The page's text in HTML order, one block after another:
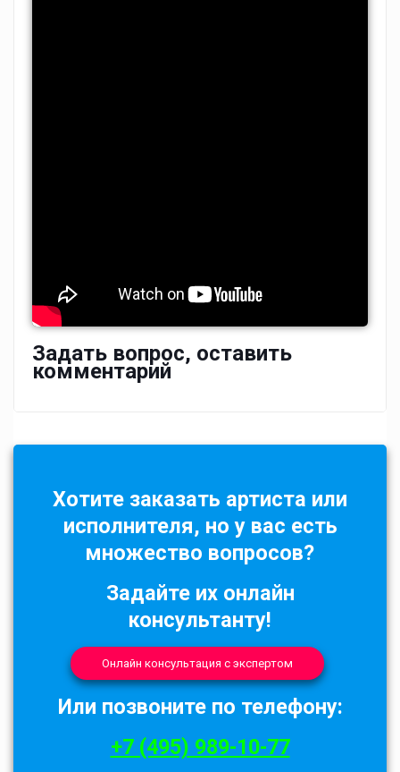
Задать вопрос, оставить
комментарий
Хотите заказать артиста или
исполнителя, но у вас есть
множество вопросов?
Задайте их онлайн
консультанту!
Онлайн консультация с экспертом
Или позвоните по телефону:
+7 (495) 989-10-77